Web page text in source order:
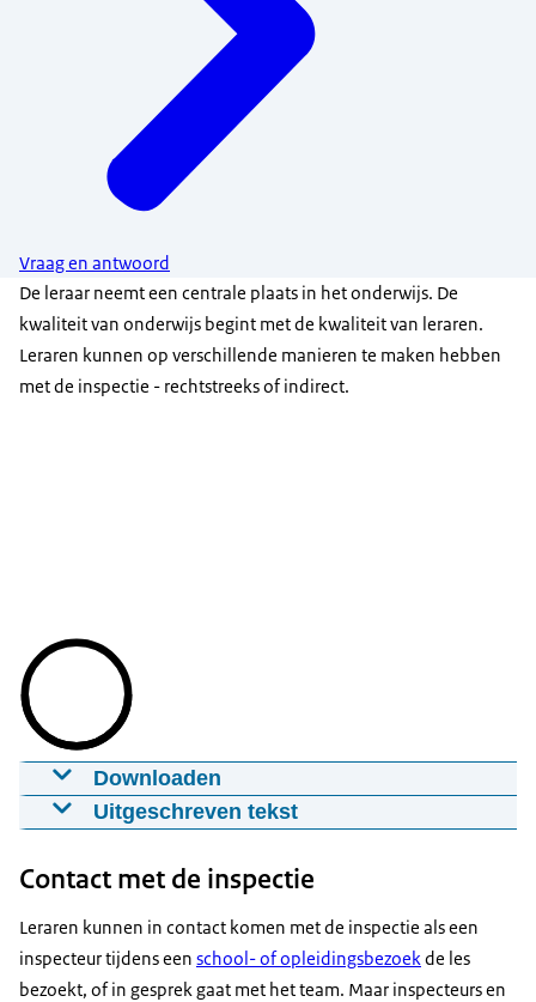
Vraag en antwoord
De leraar neemt een centrale plaats in het onderwijs. De
kwaliteit van onderwijs begint met de kwaliteit van leraren.
Leraren kunnen op verschillende manieren te maken hebben
met de inspectie - rechtstreeks of indirect.
Downloaden
Video Leraren en de inspectie
Download
Ondertiteling
srt 10,4 KB
Uitgeschreven tekst
Inspectie van het Onderwijs. Ministerie van
Leraren en de inspectie. Voice-over:)
RUSTIGE MUZIEK
Contact met de inspectie
Leraren kunnen in contact komen met de inspectie als een
inspecteur tijdens een school- of opleidingsbezoekde les
bezoekt, of in gesprek gaat met het team. Maar inspecteurs en